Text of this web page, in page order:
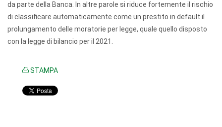
da parte della Banca. In altre parole si riduce fortemente il rischio
di classificare automaticamente come un prestito in default il
prolungamento delle moratorie per legge, quale quello disposto
con la legge di bilancio per il 2021.
STAMPA